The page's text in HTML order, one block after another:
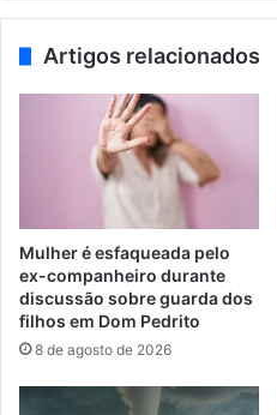
Artigos relacionados
Mulher é esfaqueada pelo
ex-companheiro durante
discussão sobre guarda dos
filhos em Dom Pedrito
8 de agosto de 2026